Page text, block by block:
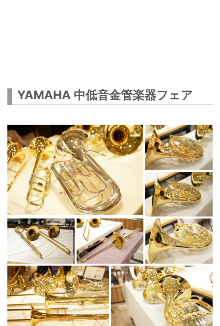
YAMAHA 中低音金管楽器フェア